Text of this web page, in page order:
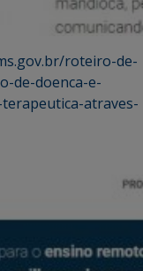
roteiro-de-
de-doenca-e-
atraves-